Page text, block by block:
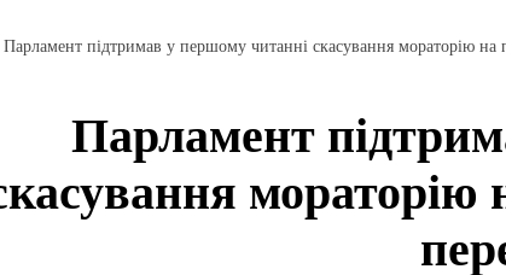
Парламент підтримав у першому читанні скасування мораторію на
Парламент
мораторію